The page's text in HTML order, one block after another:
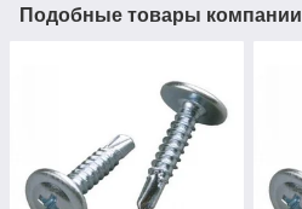
Подобные товары компании